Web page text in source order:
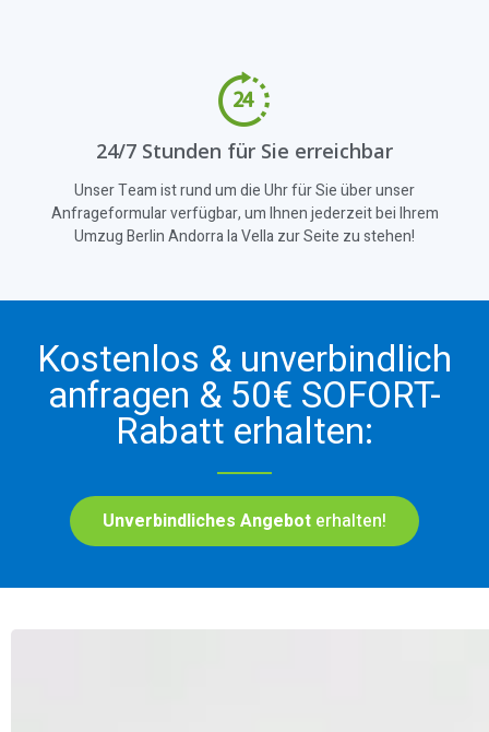
24/7 Stunden für Sie erreichbar
Unser Team ist rund um die Uhr für Sie über unser
Anfrageformular verfügbar, um Ihnen jederzeit bei Ihrem
Umzug Berlin Andorra la Vella zur Seite zu stehen!
Kostenlos & unverbindlich
anfragen & 50€ SOFORT-
Rabatt erhalten:
Unverbindliches Angebot erhalten!